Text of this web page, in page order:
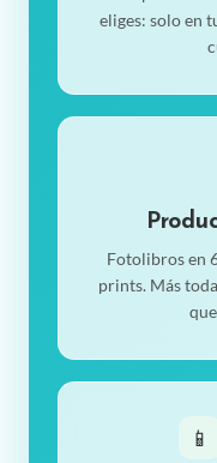
eliges: solo en
Fotolibros en
prints. Más
📱